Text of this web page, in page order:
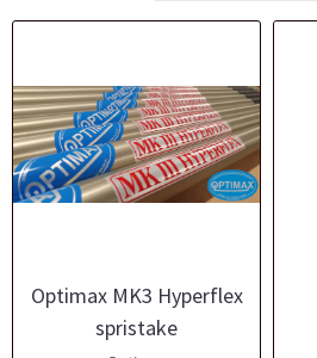
Optimax MK3 Hyperflex
spristake